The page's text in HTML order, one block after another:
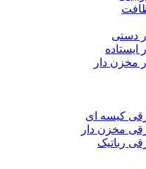
دستی
ایستاده
مخزن دار
کیسه ای
مخزن دار
رباتیک